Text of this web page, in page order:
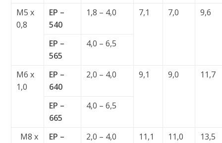
M5 x
0,8
EP –
540
1,8 – 4,0 7,1 7,0 9,6
EP –
565
4,0 – 6,5
M6 x
1,0
EP –
640
2,0 – 4,0 9,1 9,0 11,7
EP –
665
4,0 – 6,5
M8 x
EP –
2,0 – 4,0 11,1 11,0 13,5